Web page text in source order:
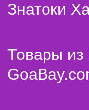
Знатоки
Товары